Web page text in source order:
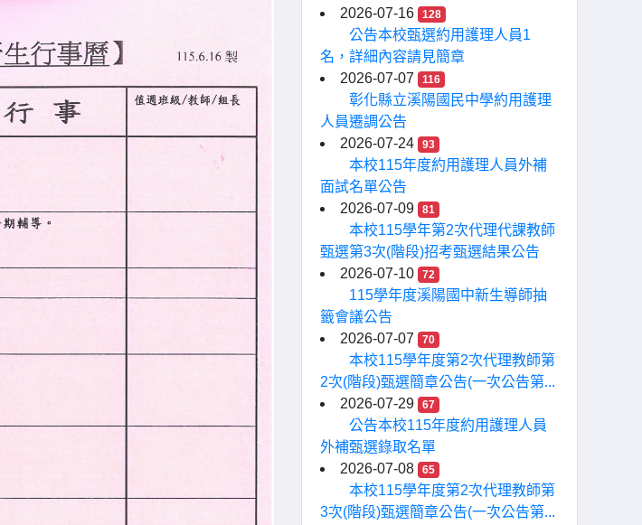
2026-07-16
128
公告本校甄選約用護理人員1
名，詳細內容請見簡章
2026-07-07
116
彰化縣立溪陽國民中學約用護理
人員遷調公告
2026-07-24
93
本校115年度約用護理人員外補
面試名單公告
2026-07-09
81
本校115學年第2次代理代課教師
甄選第3次(階段)招考甄選結果公告
2026-07-10
72
115學年度溪陽國中新生導師抽
籤會議公告
2026-07-07
70
本校115學年度第2次代理教師第
2次(階段)甄選簡章公告(一次公告第...
2026-07-29
67
公告本校115年度約用護理人員
外補甄選錄取名單
2026-07-08
65
本校115學年度第2次代理教師第
3次(階段)甄選簡章公告(一次公告第...